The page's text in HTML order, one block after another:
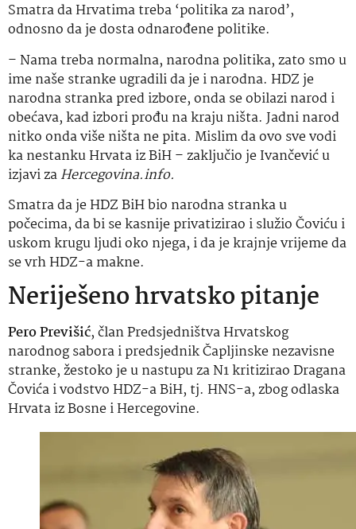
Smatra da Hrvatima treba ‘politika za narod’,
odnosno da je dosta odnarođene politike.
– Nama treba normalna, narodna politika, zato smo u
ime naše stranke ugradili da je i narodna. HDZ je
narodna stranka pred izbore, onda se obilazi narod i
obećava, kad izbori prođu na kraju ništa. Jadni narod
nitko onda više ništa ne pita. Mislim da ovo sve vodi
ka nestanku Hrvata iz BiH – zaključio je Ivančević u
izjavi zaHercegovina.info.
Smatra da je HDZ BiH bio narodna stranka u
počecima, da bi se kasnije privatizirao i služio Čoviću i
uskom krugu ljudi oko njega, i da je krajnje vrijeme da
se vrh HDZ-a makne.
Neriješeno hrvatsko pitanje
Pero Previšić, član Predsjedništva Hrvatskog
narodnog sabora i predsjednik Čapljinske nezavisne
stranke, žestoko je u nastupu za N1 kritizirao Dragana
Čovića i vodstvo HDZ-a BiH, tj. HNS-a, zbog odlaska
Hrvata iz Bosne i Hercegovine.